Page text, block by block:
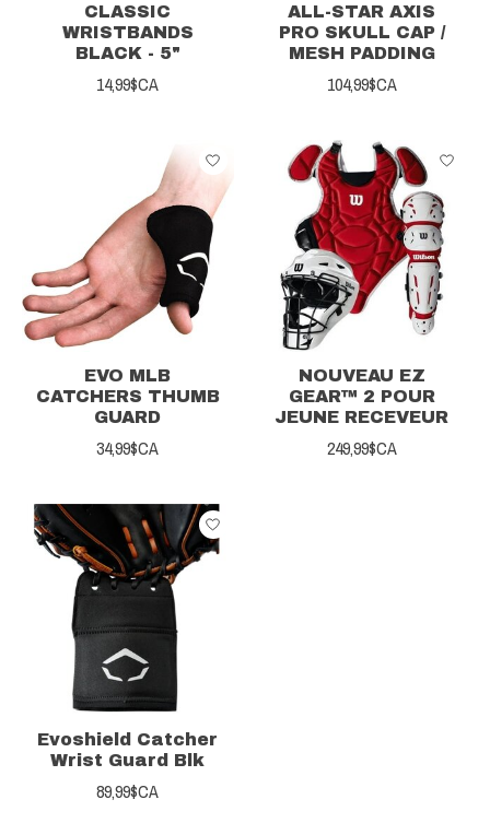
CLASSIC
WRISTBANDS
BLACK - 5"
14,99$CA
ALL-STAR AXIS
PRO SKULL CAP /
MESH PADDING
104,99$CA
EVO MLB
CATCHERS THUMB
GUARD
34,99$CA
NOUVEAU EZ
GEAR™ 2 POUR
JEUNE RECEVEUR
249,99$CA
Evoshield Catcher
Wrist Guard Blk
89,99$CA